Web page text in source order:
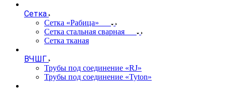
Сетка
Сетка «Рабица»
Сетка стальная сварная
Сетка тканая
ВЧШГ
Трубы под соединение «RJ»
Трубы под соединение «Tyton»